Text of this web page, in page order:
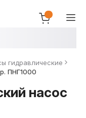
гидравлические
ПНГ1000
насос